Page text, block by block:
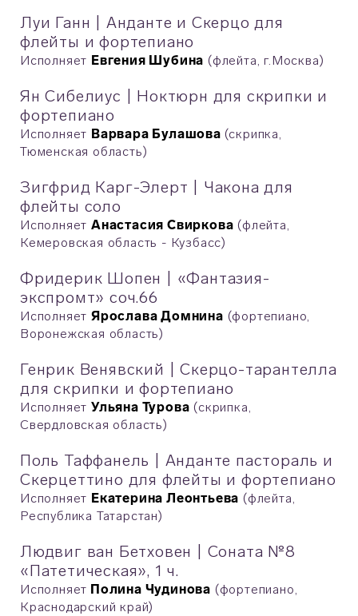
Луи Ганн | Анданте и Скерцо для
флейты и фортепиано
Исполняет Евгения Шубина (флейта, г.Москва)
Ян Сибелиус | Ноктюрн для скрипки и
фортепиано
Исполняет Варвара Булашова (скрипка,
Тюменская область)
Зигфрид Карг-Элерт | Чакона для
флейты соло
Исполняет Анастасия Свиркова (флейта,
Кемеровская область - Кузбасс)
Фридерик Шопен | «Фантазия-
экспромт» соч.66
Исполняет Ярослава Домнина (фортепиано,
Воронежская область)
Генрик Венявский | Скерцо-тарантелла
для скрипки и фортепиано
Исполняет Ульяна Турова (скрипка,
Свердловская область)
Поль Таффанель | Анданте пастораль и
Скерцеттино для флейты и фортепиано
Исполняет Екатерина Леонтьева (флейта,
Республика Татарстан)
Людвиг ван Бетховен | Соната №8
«Патетическая», 1 ч.
Исполняет Полина Чудинова (фортепиано,
Краснодарский край)